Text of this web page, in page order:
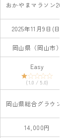
おかやまマラソン
2025年11月9日(日)
岡山県（岡山市）
Easy
(1.0 / 5.0)
岡山県総合グラウン
14,000円